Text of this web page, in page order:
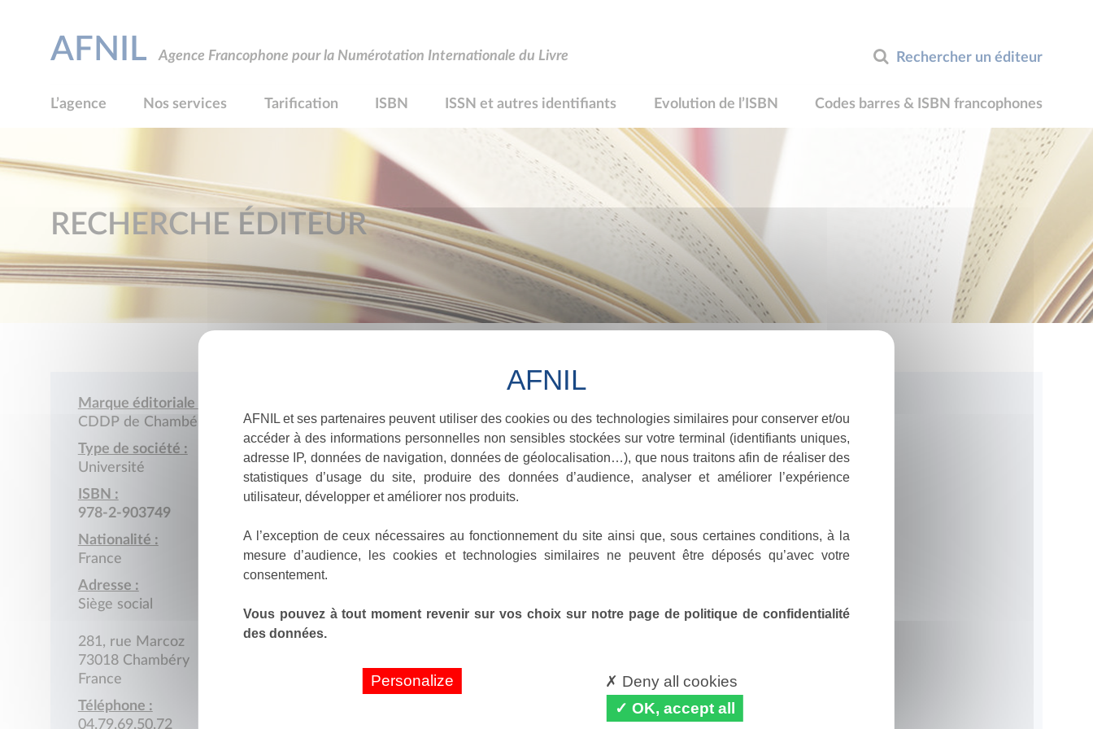
Rechercher un éditeur
AFNIL Agence Francophone pour la Numérotation Internationale du Livre
L’agence Nos services Tarification ISBN ISSN et autres identifiants Evolution de l’ISBN Codes barres & ISBN francophones
RECHERCHE ÉDITEUR
Marque éditoriale :
CDDP de Chambéry
Type de société :
Université
ISBN :
978-2-903749
Nationalité :
France
Adresse :
Siège social
281, rue Marcoz
73018 Chambéry
France
Téléphone :
04.79.69.50.72
AFNIL et ses partenaires peuvent utiliser des cookies ou des technologies similaires pour conserver et/ou
accéder à des informations personnelles non sensibles stockées sur votre terminal (identifiants uniques,
adresse IP, données de navigation, données de géolocalisation…), que nous traitons afin de réaliser des
statistiques d’usage du site, produire des données d’audience, analyser et améliorer l’expérience
utilisateur, développer et améliorer nos produits.
A l’exception de ceux nécessaires au fonctionnement du site ainsi que, sous certaines conditions, à la
mesure d’audience, les cookies et technologies similaires ne peuvent être déposés qu’avec votre
consentement.
Vous pouvez à tout moment revenir sur vos choix sur notre page de politique de confidentialité
des données.
Personalize
Deny all cookies
OK, accept all